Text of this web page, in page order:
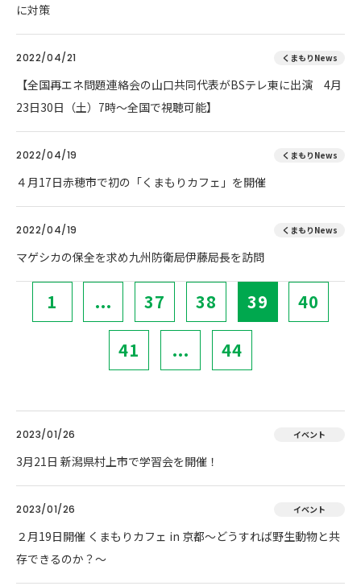
に対策
2022/04/21 くまもりNews
【全国再エネ問題連絡会の山口共同代表がBSテレ東に出演 4月
23日30日（土）7時～全国で視聴可能】
2022/04/19 くまもりNews
４月17日赤穂市で初の「くまもりカフェ」を開催
2022/04/19 くまもりNews
マゲシカの保全を求め九州防衛局伊藤局長を訪問
1 ... 37 38 39 40
41 ... 44
2023/01/26 イベント
3月21日 新潟県村上市で学習会を開催！
2023/01/26 イベント
２月19日開催 くまもりカフェ in 京都～どうすれば野生動物と共
存できるのか？～